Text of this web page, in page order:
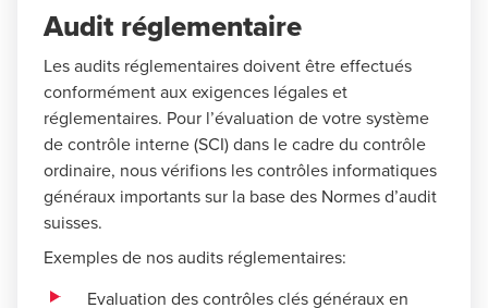
Audit réglementaire
Les audits réglementaires doivent être effectués
conformément aux exigences légales et
réglementaires. Pour l’évaluation de votre système
de contrôle interne (SCI) dans le cadre du contrôle
ordinaire, nous vérifions les contrôles informatiques
généraux importants sur la base des Normes d’audit
suisses.
Exemples de nos audits réglementaires:
Evaluation des contrôles clés généraux en